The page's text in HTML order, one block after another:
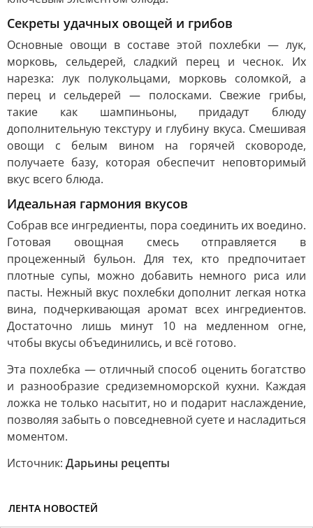
Секреты удачных овощей и грибов
Основные овощи в составе этой похлебки — лук,
морковь, сельдерей, сладкий перец и чеснок. Их
нарезка: лук полукольцами, морковь соломкой, а
перец и сельдерей — полосками. Свежие грибы,
такие как шампиньоны, придадут блюду
дополнительную текстуру и глубину вкуса. Смешивая
овощи с белым вином на горячей сковороде,
получаете базу, которая обеспечит неповторимый
вкус всего блюда.
Идеальная гармония вкусов
Собрав все ингредиенты, пора соединить их воедино.
Готовая овощная смесь отправляется в
процеженный бульон. Для тех, кто предпочитает
плотные супы, можно добавить немного риса или
пасты. Нежный вкус похлебки дополнит легкая нотка
вина, подчеркивающая аромат всех ингредиентов.
Достаточно лишь минут 10 на медленном огне,
чтобы вкусы объединились, и всё готово.
Эта похлебка — отличный способ оценить богатство
и разнообразие средиземноморской кухни. Каждая
ложка не только насытит, но и подарит наслаждение,
позволяя забыть о повседневной суете и насладиться
моментом.
Источник: Дарьины рецепты
ЛЕНТА НОВОСТЕЙ